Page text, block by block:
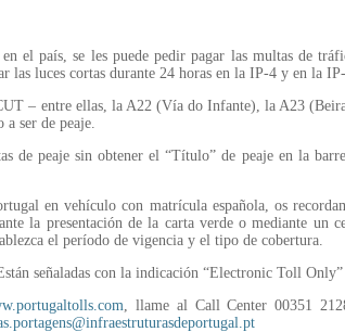
el país, se les puede pedir pagar las multas de
las luces cortas durante 24 horas en la IP-4 y en la
– entre ellas, la A22 (Vía do Infante), la A23
ser de peaje.
de peaje sin obtener el “Título” de peaje en la
en vehículo con matrícula española, os
la presentación de la carta verde o mediante un
el período de vigencia y el tipo de cobertura.
señaladas con la indicación “Electronic Toll Only”
, llame al Call Center 00351